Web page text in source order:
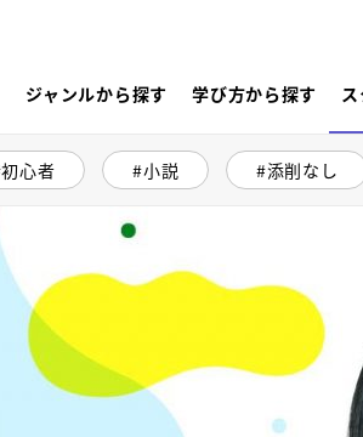
ジャンルから探す 学び方から探す
初心者 小説 添削なし